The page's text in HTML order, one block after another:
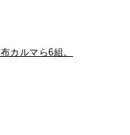
カルマら6組。